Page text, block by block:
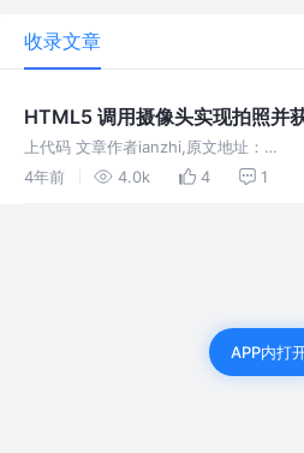
收录文章
HTML5 调用摄像头实现拍照并
上代码 文章作者ianzhi,原文地址：
https://www.dnote.cn/users/ianzhi/
4年前 4.0k 4 1
APP内打